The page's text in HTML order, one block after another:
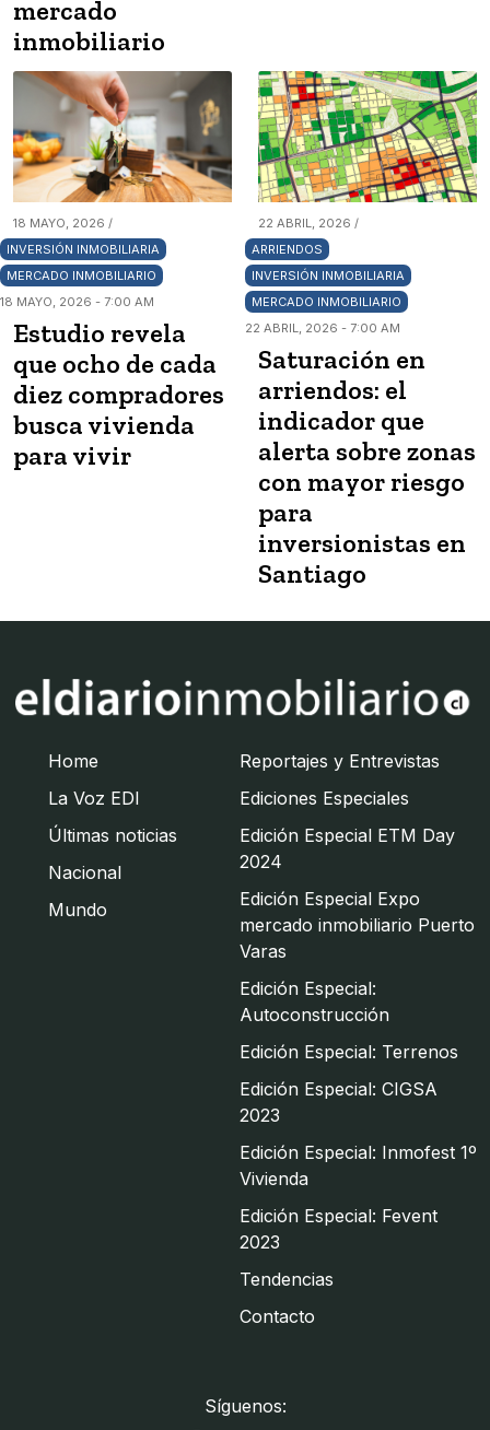
mercado
inmobiliario
18 MAYO, 2026 /
INVERSIÓN INMOBILIARIA
MERCADO INMOBILIARIO
18 MAYO, 2026 - 7:00 AM
Estudio revela
que ocho de cada
diez compradores
busca vivienda
para vivir
22 ABRIL, 2026 /
ARRIENDOS
INVERSIÓN INMOBILIARIA
MERCADO INMOBILIARIO
22 ABRIL, 2026 - 7:00 AM
Saturación en
arriendos: el
indicador que
alerta sobre zonas
con mayor riesgo
para
inversionistas en
Santiago
Home
La Voz EDI
Últimas noticias
Nacional
Mundo
Reportajes y Entrevistas
Ediciones Especiales
Edición Especial ETM Day
2024
Edición Especial Expo
mercado inmobiliario Puerto
Varas
Edición Especial:
Autoconstrucción
Edición Especial: Terrenos
Edición Especial: CIGSA
2023
Edición Especial: Inmofest 1º
Vivienda
Edición Especial: Fevent
2023
Tendencias
Contacto
Síguenos: